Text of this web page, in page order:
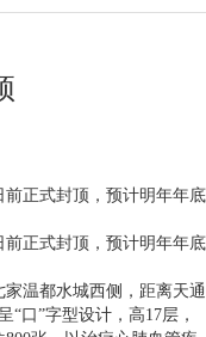
正式封顶，预计明年年底
正式封顶，预计明年年底
温都水城西侧，距离天通
口”字型设计，高17层，